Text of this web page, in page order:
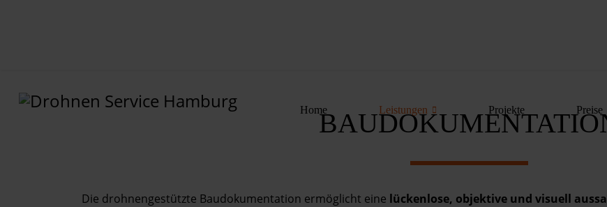
Home Leistungen Projekte Preise
Die drohnengestützte Baudokumentation ermöglicht eine lückenlose, objektive und visuell